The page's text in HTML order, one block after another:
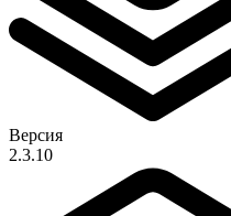
Версия
2.3.10